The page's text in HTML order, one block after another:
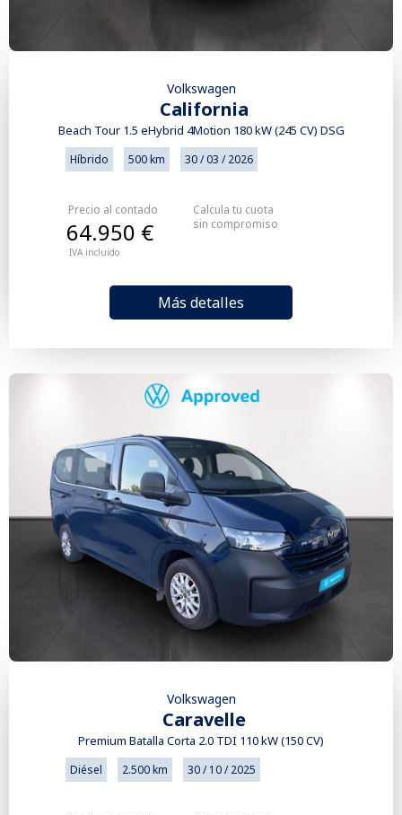
Volkswagen
California
Beach Tour 1.5 eHybrid 4Motion 180 kW (245 CV) DSG
Híbrido 500 km 30 / 03 / 2026
Precio al contado
IVA incluido
64.950 €
Más detalles
Calcula tu cuota
sin compromiso
Volkswagen
Caravelle
Premium Batalla Corta 2.0 TDI 110 kW (150 CV)
Diésel 2.500 km 30 / 10 / 2025